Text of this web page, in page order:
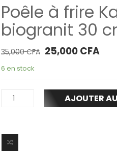
Poêle à frire
biogranit 30
35,000CFA Le prix initial était :
25,000CFA
6 en stock
AJOUTER